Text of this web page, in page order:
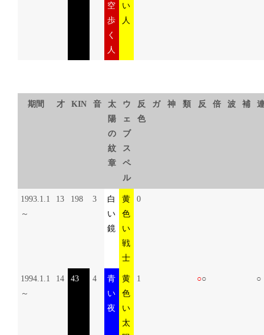
空
歩
く
人
い
人
期間 才 KIN 音
太
陽
の
紋
章
ウ
ェ
ブ
ス
ペ
ル
反
色
ガ 神 類 反 倍 波 補
1993.1.1
～
13 198 3
白
い
鏡
黄
色
い
戦
士
0
1994.1.1
～
14 43 4
青
い
夜
黄
色
い
太
1 ○○ ○